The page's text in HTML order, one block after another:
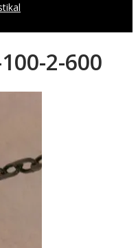
2-600